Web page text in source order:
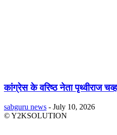
कांग्रेस के वरिष्ठ नेता पृथ्वीराज
sabguru news - July 10, 2026
© Y2KSOLUTION